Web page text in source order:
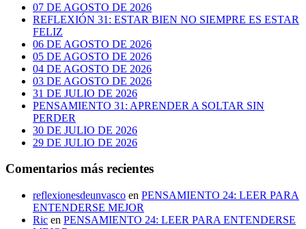
07 DE AGOSTO DE 2026
REFLEXIÓN 31: ESTAR BIEN NO SIEMPRE ES ESTAR
FELIZ
06 DE AGOSTO DE 2026
05 DE AGOSTO DE 2026
04 DE AGOSTO DE 2026
03 DE AGOSTO DE 2026
31 DE JULIO DE 2026
PENSAMIENTO 31: APRENDER A SOLTAR SIN
PERDER
30 DE JULIO DE 2026
29 DE JULIO DE 2026
Comentarios más recientes
reflexionesdeunvasco en PENSAMIENTO 24: LEER PARA
ENTENDERSE MEJOR
Ric en PENSAMIENTO 24: LEER PARA ENTENDERSE